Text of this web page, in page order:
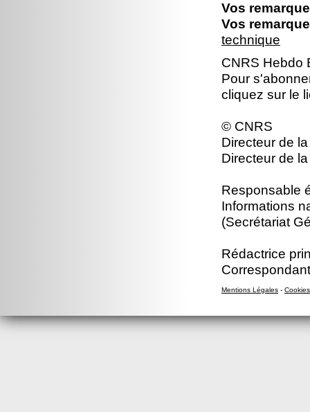
Vos
Vos
technique
CNRS Hebdo
Pour
cliquez sur le
© CNRS
Directeur de
Directeur de
Responsable
Informations
(Secrétariat
Rédactrice
Mentions Légales - Cookies